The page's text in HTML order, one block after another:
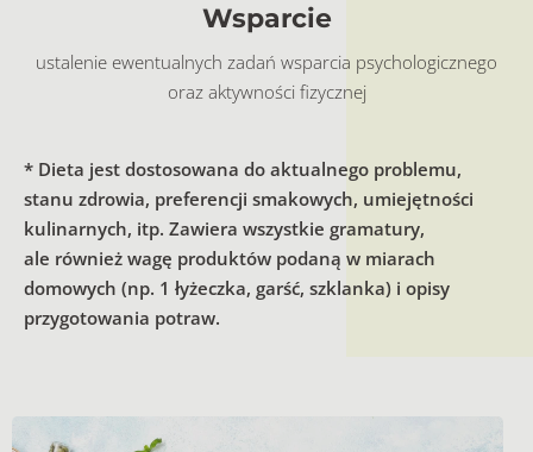
Wsparcie
ustalenie ewentualnych zadań wsparcia psychologicznego
oraz aktywności fizycznej
* Dieta jest dostosowana do aktualnego problemu,
stanu zdrowia, preferencji smakowych, umiejętności
kulinarnych, itp. Zawiera wszystkie gramatury,
ale również wagę produktów podaną w miarach
domowych (np. 1 łyżeczka, garść, szklanka) i opisy
przygotowania potraw.